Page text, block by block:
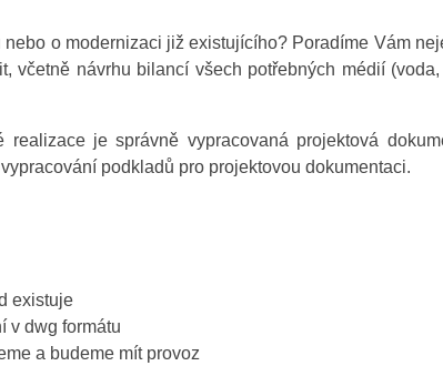
o modernizaci již existujícího? Poradíme Vám
včetně návrhu bilancí všech potřebných médií
je správně vypracovaná projektová
podkladů pro projektovou dokumentaci.
existuje
v dwg formátu
a budeme mít provoz